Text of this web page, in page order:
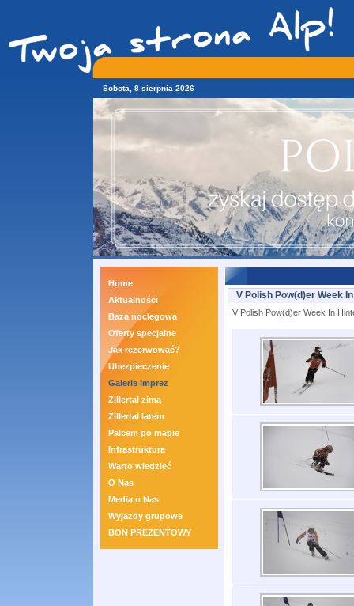
Sobota, 8 sierpnia 2026
Home
Aktualności
Baza noclegowa
Oferty specjalne
Jak rezerwować?
Ubezpieczenie
Galerie imprez
Zillertal zimą
Zillertal latem
Palcem po mapie
Infrastruktura
Warto wiedzieć
O Nas
Media o Nas
Wyjazdy grupowe
BON PREZENTOWY
V Polish Pow(d)er Week
V Polish Pow(d)er Week In